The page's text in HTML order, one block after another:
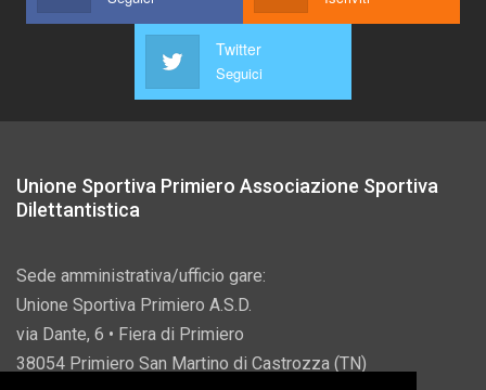
Twitter
Seguici
Unione Sportiva Primiero Associazione Sportiva
Dilettantistica
Sede amministrativa/ufficio gare:
Unione Sportiva Primiero A.S.D.
via Dante, 6 • Fiera di Primiero
38054 Primiero San Martino di Castrozza (TN)